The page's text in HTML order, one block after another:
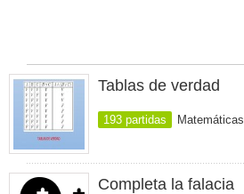
Tablas de verdad
193 partidas Matemáticas
Completa la falacia